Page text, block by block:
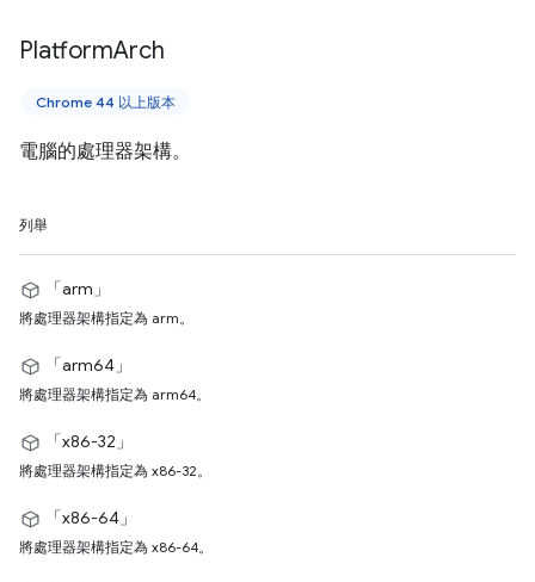
PlatformArch
Chrome 44 以上版本
電腦的處理器架構。
列舉
「arm」
將處理器架構指定為 arm。
「arm64」
將處理器架構指定為 arm64。
「x86-32」
將處理器架構指定為 x86-32。
「x86-64」
將處理器架構指定為 x86-64。